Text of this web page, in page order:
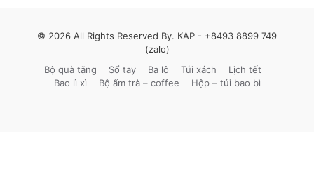
© 2026 All Rights Reserved By. KAP - +8493 8899 749
(zalo)
Bộ quà tặng
Sổ tay Ba lô Túi xách
Lịch tết
Bao lì xì
Bộ ấm trà – coffee Hộp – túi bao bì